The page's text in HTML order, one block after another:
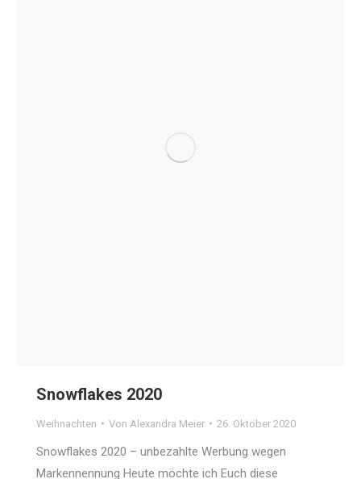
Snowflakes 2020
Weihnachten Von Alexandra Meier 26. Oktober 2020
Snowflakes 2020 – unbezahlte Werbung wegen
Markennennung Heute möchte ich Euch diese